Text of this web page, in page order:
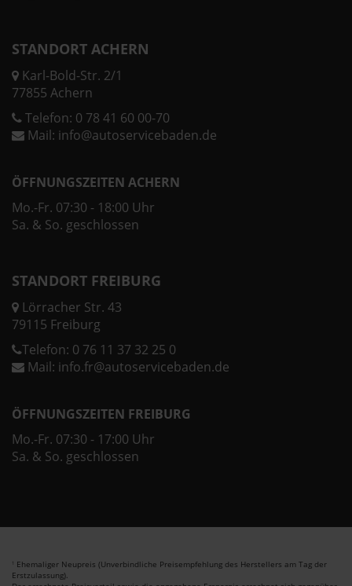
STANDORT ACHERN
Karl-Bold-Str. 2/1
77855 Achern
Telefon: 0 78 41 60 00-70
Mail: info@autoservicebaden.de
ÖFFNUNGSZEITEN ACHERN
Mo.-Fr. 07:30 - 18:00 Uhr
Sa. & So. geschlossen
STANDORT FREIBURG
Lörracher Str. 43
79115 Freiburg
Telefon: 0 76 11 37 32 25 0
Mail: info.fr@autoservicebaden.de
ÖFFNUNGSZEITEN FREIBURG
Mo.-Fr. 07:30 - 17:00 Uhr
Sa. & So. geschlossen
1 Ehemaliger Neupreis (Unverbindliche Preisempfehlung des Herstellers am Tag der
Erstzulassung).